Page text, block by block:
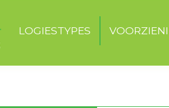
LOGIESTYPES